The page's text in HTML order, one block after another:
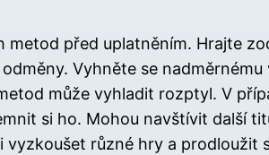
před uplatněním. Hrajte
Vyhněte se
může vyhladit rozptyl. V
si ho. Mohou navštívit další
různé hry a prodloužit